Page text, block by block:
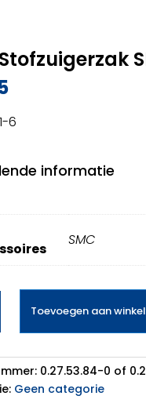
6
informatie
SMC
Toevoegen aan
0.27.53.84-0 of
Geen categorie